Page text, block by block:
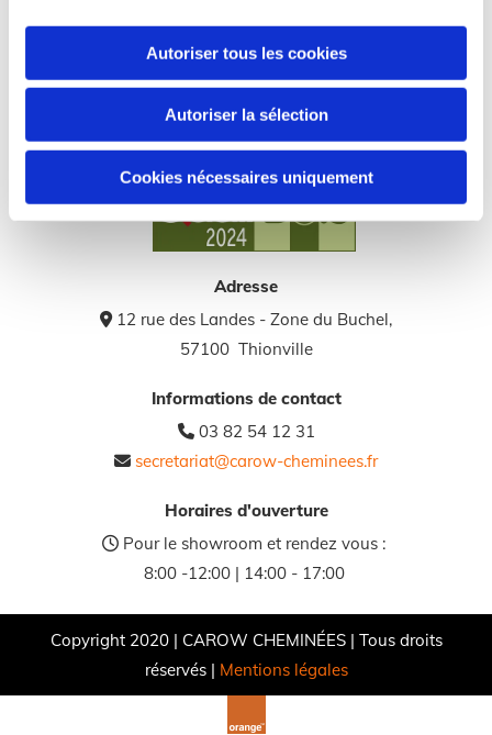
Autoriser tous les cookies
Autoriser la sélection
Cookies nécessaires uniquement
Adresse
 12 rue des Landes - Zone du Buchel,
57100 Thionville
Informations de contact
03 82 54 12 31
 secretariat@carow-cheminees.fr
Horaires d'ouverture
 Pour le showroom et rendez vous :
8:00 -12:00 | 14:00 - 17:00
Copyright 2020 | CAROW CHEMINÉES | Tous droits
réservés | Mentions légales